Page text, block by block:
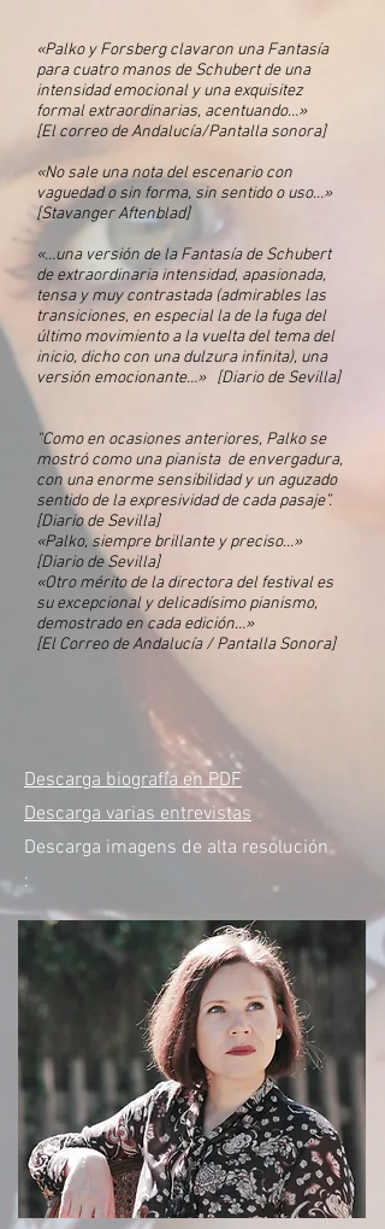
«Palko y Forsberg clavaron una Fantasía
para cuatro manos de Schubert de una
intensidad emocional y una exquisitez
formal extraordinarias, acentuando…»
[El correo de Andalucía/Pantalla sonora]
«No sale una nota del escenario con
vaguedad o sin forma, sin sentido o uso…»
[Stavanger Aftenblad]
«…una versión de la Fantasía de Schubert
de extraordinaria intensidad, apasionada,
tensa y muy contrastada (admirables las
transiciones, en especial la de la fuga del
último movimiento a la vuelta del tema del
inicio, dicho con una dulzura infinita), una
versión emocionante…» [Diario de Sevilla]
“Como en ocasiones anteriores, Palko se
mostró como una pianista de envergadura,
con una enorme sensibilidad y un aguzado
sentido de la expresividad de cada pasaje”.
[Diario de Sevilla]
«Palko, siempre brillante y preciso…»
[Diario de Sevilla]
«Otro mérito de la directora del festival es
su excepcional y delicadísimo pianismo,
demostrado en cada edición…»
[El Correo de Andalucía / Pantalla Sonora]
Descarga biografía en PDF
Descarga varias entrevistas
Descarga imagens de alta resolución
: